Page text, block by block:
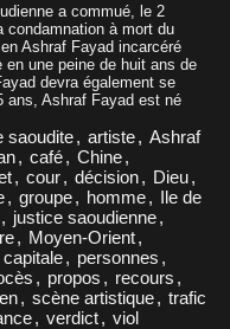
a commué, le 2
condamnation à mort du
Ashraf Fayad incarcéré
en une peine de huit ans de
devra également se
ans, Ashraf Fayad est né
saoudite, artiste, Ashraf
, café, Chine,
, cour, décision, Dieu,
, groupe, homme, Ile de
, justice saoudienne,
, Moyen-Orient,
capitale, personnes ,
, propos , recours ,
, scène artistique, trafic
, verdict, viol